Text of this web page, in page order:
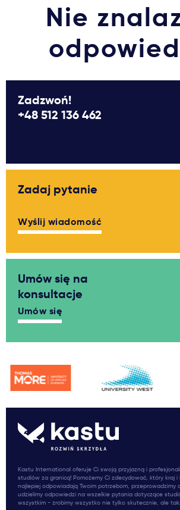
Nie
Zadzwoń!
+48 512 136 462
Zadaj pytanie
Wyślij wiadomość
Umów się na
konsultacje
Umów się
Kastu International oferuje Ci swoją przyjazną i
studiów za granicą! Pomożemy Ci zdecydować, który kraj
najlepiej odpowiadają Twoim potrzebom, przeprowadzimy
udzielimy odpowiedzi na wszelkie pytania dotyczące
wszystkim - zrobimy wszystko nie tylko skutecznie, ale